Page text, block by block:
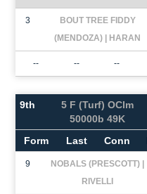
3
BOUT TREE FIDDY
(MENDOZA) | HARAN
-- -- --
9th
5 F (Turf) OClm
50000b 49K
Form Last Conn
9
NOBALS (PRESCOTT) |
RIVELLI